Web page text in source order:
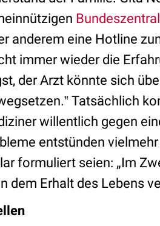
anderem eine Hotline
immer wieder die
der Arzt könnte sich
Tatsächlich
willentlich gegen
entstünden
formuliert seien: „Im
dem Erhalt des Lebens